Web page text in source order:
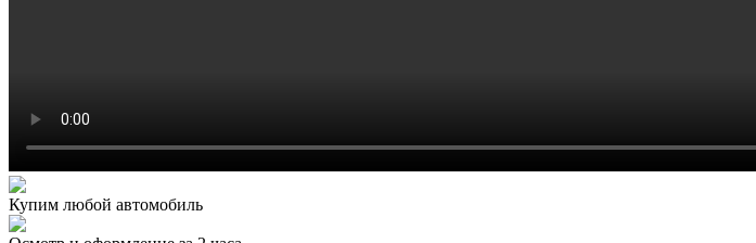
Купим любой автомобиль